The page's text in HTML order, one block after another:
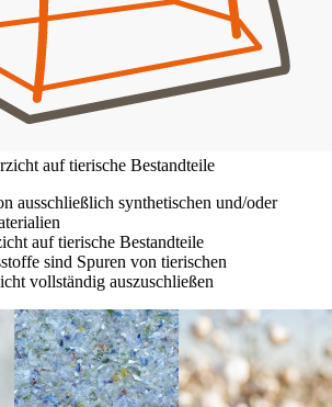
auf tierische Bestandteile
ausschließlich synthetischen und/oder
auf tierische Bestandteile
sind Spuren von tierischen
vollständig auszuschließen